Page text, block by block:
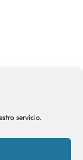
servicio.
Barcelona